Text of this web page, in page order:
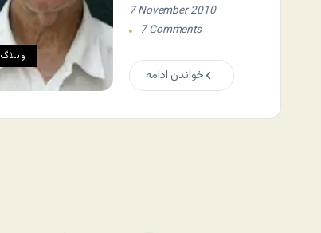
وبلاگ
7 November 2010
7 Comments
خواندن ادامه